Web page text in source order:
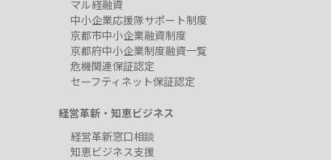
マル経融資
中小企業応援隊サポート制度
京都市中小企業融資制度
京都府中小企業制度融資一覧
危機関連保証認定
セーフティネット保証認定
経営革新・知恵ビジネス
経営革新窓口相談
知恵ビジネス支援